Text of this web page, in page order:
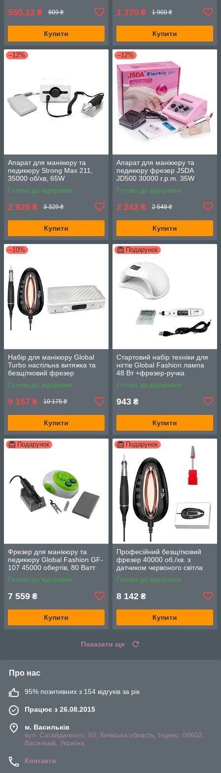
550,12 ₴ 809 ₴
Купити
1 370 ₴ 1 900 ₴
Купити
–12%
Апарат для манікюру та
педикюру Strong Max 211,
35000 об/хв, 65W
Готово до відправки
2 929 ₴ 3 329 ₴
Купити
–12%
Апарат для манікюру та
педикюру фрезер JSDA
JD500 30000 r.p.m. 35W
Готово до відправки
2 242 ₴ 2 548 ₴
Купити
–10%
Набір для манікюру Global
Turbo настільна витяжка та
безщітковий фрезер
Готово до відправки
9 157 ₴ 10 175 ₴
Купити
Подарунок
Стартовий набір техніки для
нігтів Global Fashion лампа
48 Вт +фрезер-ручка
Готово до відправки
943 ₴
Купити
Подарунок
Фрезер для манікюру та
педикюру Global Fashion GF-
107 45000 обертів, 80 Ватт
Готово до відправки
7 559 ₴
Купити
Подарунок
Професійний безщітковий
фрезер 40000 об./хв. з
датчиком червоного світла
для акрилових, гелевих нігтів
Готово до відправки
8 142 ₴
Купити
Показати ще
Про нас
95% позитивних з 154 відгуків за рік
Працює з 26.08.2015
м. Васильків
вул. Сагайдачного, 50, Київська область, Індекс: 08602,
Васильків, Україна
Контакти